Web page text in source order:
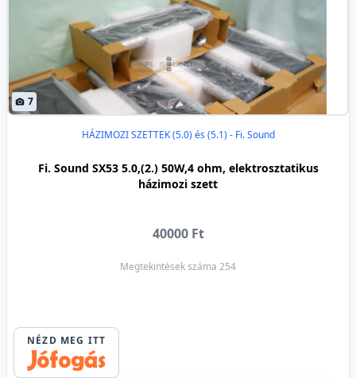
7
HÁZIMOZI SZETTEK (5.0) és (5.1) - Fi. Sound
Fi. Sound SX53 5.0,(2.) 50W,4 ohm, elektrosztatikus
házimozi szett
40000 Ft
Megtekintések száma 254
NÉZD MEG ITT